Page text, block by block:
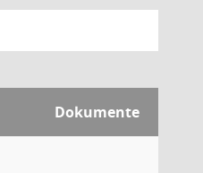
Dokumente